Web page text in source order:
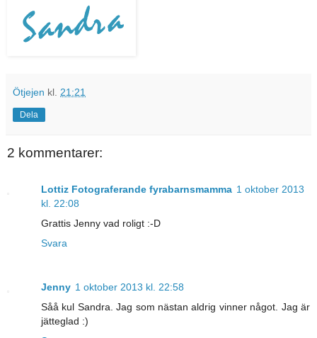
Ötjejen kl. 21:21
Dela
2 kommentarer:
Lottiz Fotograferande fyrabarnsmamma 1 oktober 2013
kl. 22:08
Grattis Jenny vad roligt :-D
Svara
Jenny 1 oktober 2013 kl. 22:58
Såå kul Sandra. Jag som nästan aldrig vinner något. Jag är
jätteglad :)